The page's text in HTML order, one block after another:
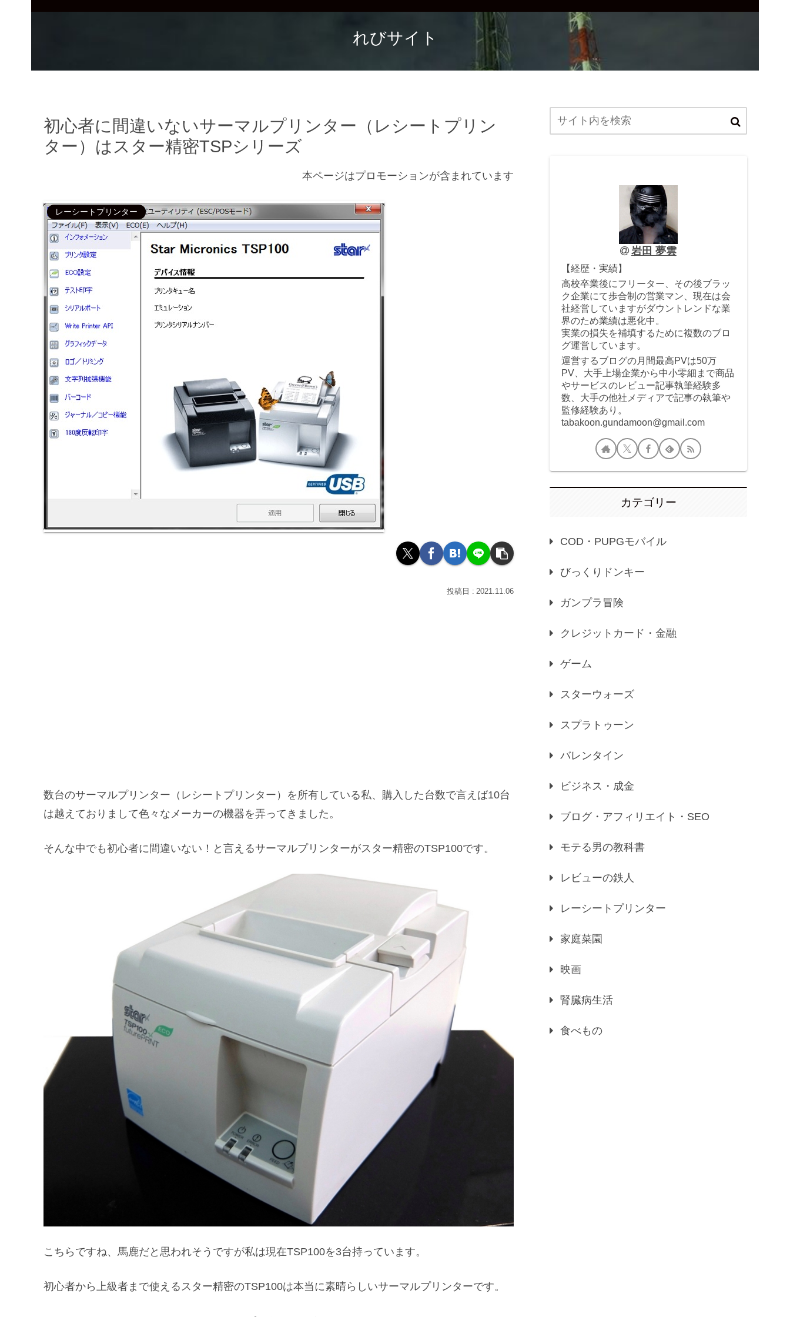
れびサイト
初心者に間違いないサーマルプリンター（レシートプリン
ター）はスター精密TSPシリーズ
本ページはプロモーションが含まれています
レーシートプリンター
2021.11.06
数台のサーマルプリンター（レシートプリンター）を所有している私、購入した台数で言えば10台
は越えておりまして色々なメーカーの機器を弄ってきました。
そんな中でも初心者に間違いない！と言えるサーマルプリンターがスター精密のTSP100です。
こちらですね、馬鹿だと思われそうですが私は現在TSP100を3台持っています。
初心者から上級者まで使えるスター精密のTSP100は本当に素晴らしいサーマルプリンターです。
岩田 夢雲
【経歴・実績】
高校卒業後にフリーター、その後ブラッ
ク企業にて歩合制の営業マン、現在は会
社経営していますがダウントレンドな業
界のため業績は悪化中。
実業の損失を補填するために複数のブロ
グ運営しています。
運営するブログの月間最高PVは50万
PV、大手上場企業から中小零細まで商品
やサービスのレビュー記事執筆経験多
数、大手の他社メディアで記事の執筆や
監修経験あり。
tabakoon.gundamoon@gmail.com
カテゴリー
COD・PUPGモバイル
びっくりドンキー
ガンプラ冒険
クレジットカード・金融
ゲーム
スターウォーズ
スプラトゥーン
バレンタイン
ビジネス・成金
ブログ・アフィリエイト・SEO
モテる男の教科書
レビューの鉄人
レーシートプリンター
家庭菜園
映画
腎臓病生活
食べもの